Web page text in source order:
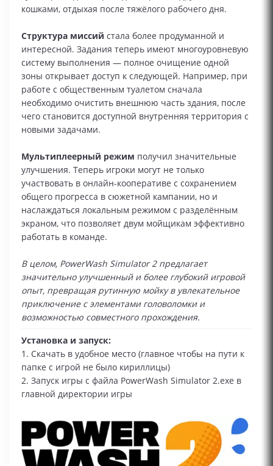
кошками, отдыхая после тяжёлого рабочего дня.
Структура миссий стала более продуманной и
интересной. Задания теперь имеют многоуровневую
систему выполнения — полное очищение одной
зоны открывает доступ к следующей. Например, при
работе с общественным туалетом сначала
необходимо очистить внешнюю часть здания, после
чего становится доступной внутренняя территория с
новыми задачами.
Мультиплеерный режим получил значительные
улучшения. Теперь игроки могут не только
участвовать в онлайн-кооперативе с сохранением
общего прогресса в сюжетной кампании, но и
наслаждаться локальным режимом с разделённым
экраном, что позволяет двум мойщикам эффективно
работать в команде.
В целом, PowerWash Simulator 2 предлагает
значительно улучшенный и более глубокий игровой
опыт, превращая рутинную мойку в увлекательное
приключение с элементами головоломки и
возможностью совместного прохождения.
Установка и запуск:
1. Скачать в удобное место (главное чтобы на пути к
папке с игрой не было кириллицы)
2. Запуск игры с файла PowerWash Simulator 2.exe в
главной директории игры